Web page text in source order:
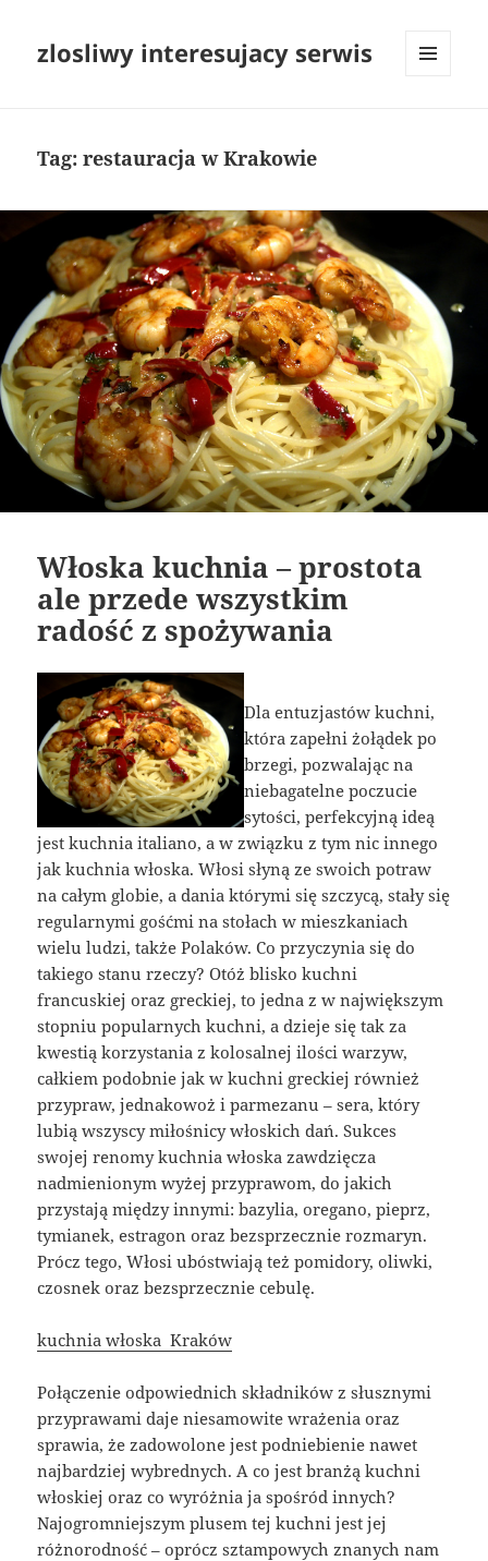
zlosliwy interesujacy serwis
Tag:restauracja w Krakowie
Włoska kuchnia – prostota
ale przede wszystkim
radość z spożywania
Dla entuzjastów kuchni,
która zapełni żołądek po
brzegi, pozwalając na
niebagatelne poczucie
sytości, perfekcyjną ideą
jest kuchnia italiano, a w związku z tym nic innego
jak kuchnia włoska. Włosi słyną ze swoich potraw
na całym globie, a dania którymi się szczycą, stały się
regularnymi gośćmi na stołach w mieszkaniach
wielu ludzi, także Polaków. Co przyczynia się do
takiego stanu rzeczy? Otóż blisko kuchni
francuskiej oraz greckiej, to jedna z w największym
stopniu popularnych kuchni, a dzieje się tak za
kwestią korzystania z kolosalnej ilości warzyw,
całkiem podobnie jak w kuchni greckiej również
przypraw, jednakowoż i parmezanu – sera, który
lubią wszyscy miłośnicy włoskich dań. Sukces
swojej renomy kuchnia włoska zawdzięcza
nadmienionym wyżej przyprawom, do jakich
przystają między innymi: bazylia, oregano, pieprz,
tymianek, estragon oraz bezsprzecznie rozmaryn.
Prócz tego, Włosi ubóstwiają też pomidory, oliwki,
czosnek oraz bezsprzecznie cebulę.
kuchnia włoska Kraków
Połączenie odpowiednich składników z słusznymi
przyprawami daje niesamowite wrażenia oraz
sprawia, że zadowolone jest podniebienie nawet
najbardziej wybrednych. A co jest branżą kuchni
włoskiej oraz co wyróżnia ja spośród innych?
Najogromniejszym plusem tej kuchni jest jej
różnorodność – oprócz sztampowych znanych nam